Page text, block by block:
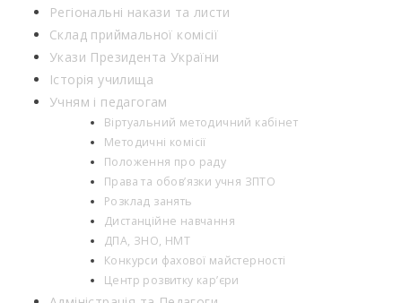
Регіональні накази та листи
Склад приймальної комісії
Укази Президента України
Історія училища
Учням і педагогам
Віртуальний методичний кабінет
Методичні комісії
Положення про раду
Права та обов’язки учня ЗПТО
Розклад занять
Дистанційне навчання
ДПА, ЗНО, НМТ
Конкурси фахової майстерності
Центр розвитку кар’єри